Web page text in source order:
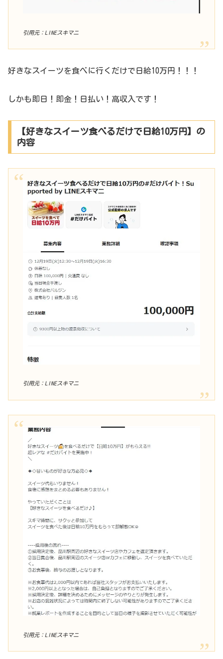
引用元：LINEスキマニ
好きなスイーツを食べに行くだけで日給10万円！！！
しかも即日！即金！日払い！高収入です！
【好きなスイーツ食べるだけで日給10万円】の
内容
引用元：LINEスキマニ
引用元：LINEスキマニ